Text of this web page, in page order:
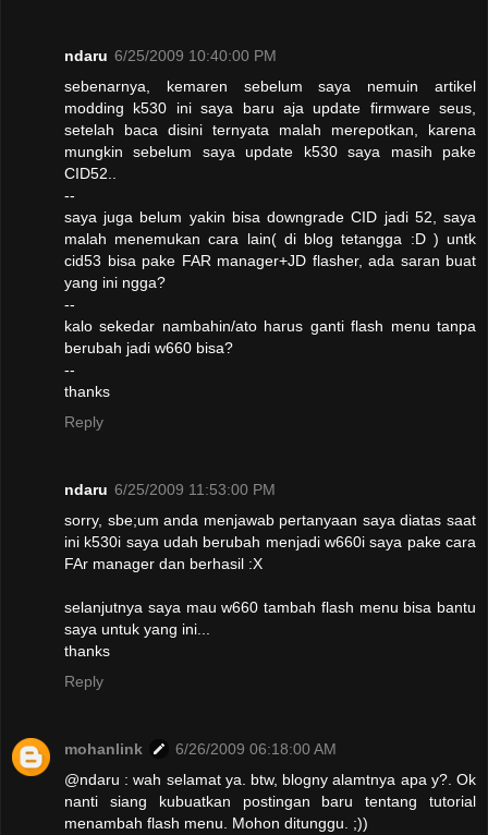
ndaru 6/25/2009 10:40:00 PM
sebenarnya, kemaren sebelum saya nemuin artikel
modding k530 ini saya baru aja update firmware seus,
setelah baca disini ternyata malah merepotkan, karena
mungkin sebelum saya update k530 saya masih pake
CID52..
--
saya juga belum yakin bisa downgrade CID jadi 52, saya
malah menemukan cara lain( di blog tetangga :D ) untk
cid53 bisa pake FAR manager+JD flasher, ada saran buat
yang ini ngga?
--
kalo sekedar nambahin/ato harus ganti flash menu tanpa
berubah jadi w660 bisa?
--
thanks
Reply
ndaru 6/25/2009 11:53:00 PM
sorry, sbe;um anda menjawab pertanyaan saya diatas saat
ini k530i saya udah berubah menjadi w660i saya pake cara
FAr manager dan berhasil :X
selanjutnya saya mau w660 tambah flash menu bisa bantu
saya untuk yang ini...
thanks
Reply
mohanlink
6/26/2009 06:18:00 AM
@ndaru : wah selamat ya. btw, blogny alamtnya apa y?. Ok
nanti siang kubuatkan postingan baru tentang tutorial
menambah flash menu. Mohon ditunggu. ;))